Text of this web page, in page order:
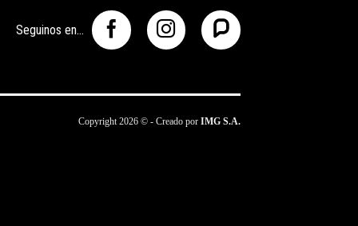
Seguinos en...
Copyright 2026 © - Creado por IMG S.A.